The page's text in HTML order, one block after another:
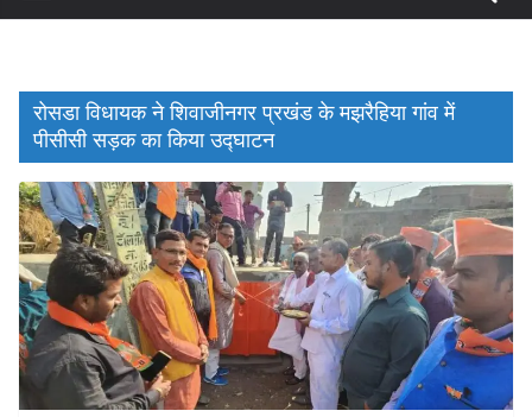
रोसडा विधायक ने शिवाजीनगर प्रखंड के मझरैहिया गांव में
पीसीसी सड़क का किया उद्घाटन